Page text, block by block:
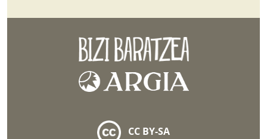
CC BY-SA